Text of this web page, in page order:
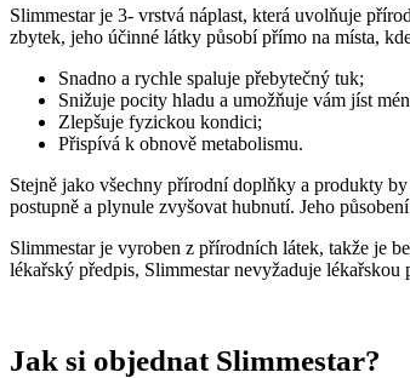
Slimmestar je 3- vrstvá náplast, která uvolňuje
zbytek, jeho účinné látky působí přímo na místa,
Snadno a rychle spaluje přebytečný tuk;
Snižuje pocity hladu a umožňuje vám jíst
Zlepšuje fyzickou kondici;
Přispívá k obnově metabolismu.
Stejně jako všechny přírodní doplňky a produkty
postupně a plynule zvyšovat hubnutí. Jeho
Slimmestarje vyroben z přírodních látek, takže je
lékařský předpis, Slimmestarnevyžaduje lékařskou
Jak si objednat Slimmestar?